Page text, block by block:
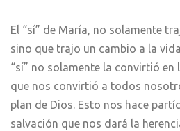
El “sí” de María, no solamente
sino que trajo un cambio a la
“sí” no solamente la convirtió en
que nos convirtió a todos
plan de Dios. Esto nos hace
salvación que nos dará la